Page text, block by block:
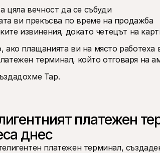
цяла вечност да се събуди
ви прекъсва по време на продажба
извинения, докато четецът на
ако плащанията ви на място работеха
терминал, който отговаря на
Tap.
платежен
днес
платежен терминал,